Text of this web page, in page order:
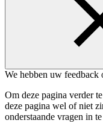
We hebben uw
Om deze pagina verder
deze pagina wel of niet
onderstaande vragen in